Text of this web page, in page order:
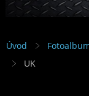
Úvod
UK